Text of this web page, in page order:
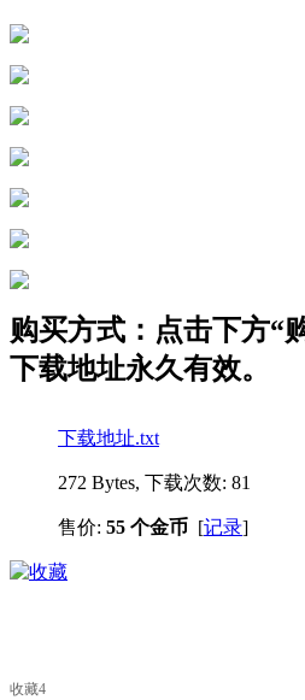
购买方式：点击下方“
下载地址永久有效。
下载地址.txt
272 Bytes, 下载次数: 81
售价: 55 个金币 [记录]
收藏4